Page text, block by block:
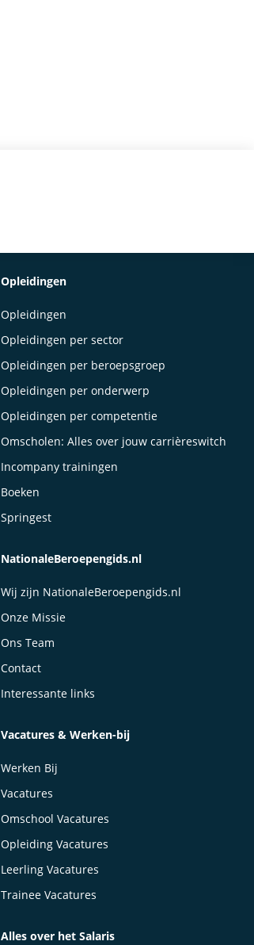
Opleidingen
Opleidingen
Opleidingen per sector
Opleidingen per beroepsgroep
Opleidingen per onderwerp
Opleidingen per competentie
Omscholen: Alles over jouw carrièreswitch
Incompany trainingen
Boeken
Springest
NationaleBeroepengids.nl
Wij zijn NationaleBeroepengids.nl
Onze Missie
Ons Team
Contact
Interessante links
Vacatures & Werken-bij
Werken Bij
Vacatures
Omschool Vacatures
Opleiding Vacatures
Leerling Vacatures
Trainee Vacatures
Alles over het Salaris